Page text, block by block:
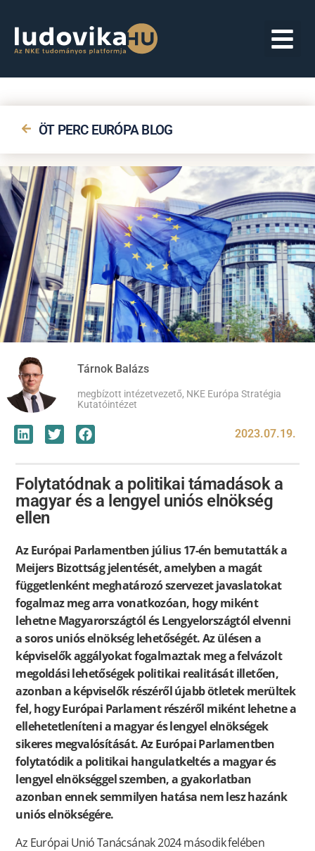
ÖT PERC EURÓPA BLOG
Tárnok Balázs
megbízott intézetvezető, NKE Európa Stratégia
Kutatóintézet
2023.07.19.
Folytatódnak a politikai támadások a
magyar és a lengyel uniós elnökség
ellen
Az Európai Parlamentben július 17-én bemutatták a
Meijers Bizottság jelentését, amelyben a magát
függetlenként meghatározó szervezet javaslatokat
fogalmaz meg arra vonatkozóan, hogy miként
lehetne Magyarországtól és Lengyelországtól elvenni
a soros uniós elnökség lehetőségét. Az ülésen a
képviselők aggályokat fogalmaztak meg a felvázolt
megoldási lehetőségek politikai realitását illetően,
azonban a képviselők részéről újabb ötletek merültek
fel, hogy Európai Parlament részéről miként lehetne a
ellehetetleníteni a magyar és lengyel elnökségek
sikeres megvalósítását. Az Európai Parlamentben
folytatódik a politikai hangulatkeltés a magyar és
lengyel elnökséggel szemben, a gyakorlatban
azonban ennek semmilyen hatása nem lesz hazánk
uniós elnökségére.
Az Európai Unió Tanácsának 2024 második felében